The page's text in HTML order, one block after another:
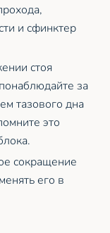
и сфинктер
стоя
за
тазового дна
это
сокращение
его в